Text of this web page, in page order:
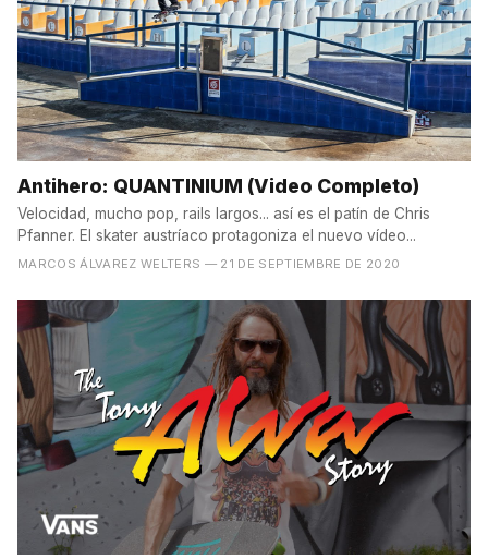
Antihero: QUANTINIUM (Video Completo)
Velocidad, mucho pop, rails largos... así es el patín de Chris
Pfanner. El skater austríaco protagoniza el nuevo vídeo...
MARCOS ÁLVAREZ WELTERS — 21 DE SEPTIEMBRE DE 2020